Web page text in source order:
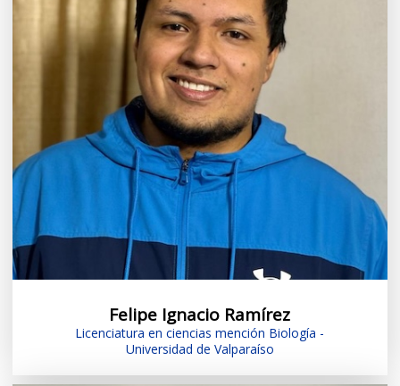
Felipe Ignacio Ramírez
Licenciatura en ciencias mención Biología -
Universidad de Valparaíso